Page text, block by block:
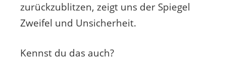
zurückzublitzen, zeigt uns der Spiegel
Zweifel und Unsicherheit.
Kennst du das auch?